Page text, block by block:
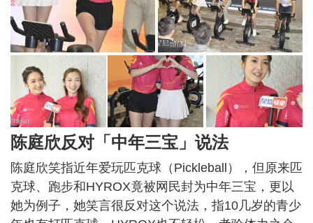
陈庭欣反对「中年三宝」说法
陈庭欣笑指近年爱玩匹克球（Pickleball），但原来匹
克球、跑步和HYROX竟被网民封为中年三宝，更以
她为例子，她笑言很反对这个说法，指10几岁的青少